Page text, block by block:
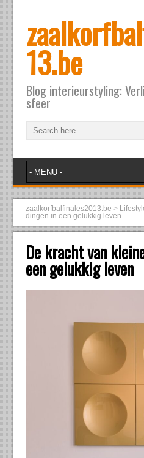
13.be
Blog interieurstyling:
sfeer
zaalkorfbalfinales2013.be >
dingen in een gelukkig leven
De kracht van
een gelukkig leven